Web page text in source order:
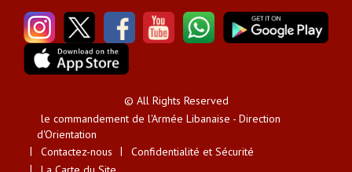
© All Rights Reserved
le commandement de l'Armée Libanaise - Direction
d'Orientation
Contactez-nous
Confidentialité et Sécurité